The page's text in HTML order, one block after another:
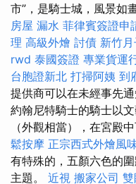
市”，是騎士城，風景如
房屋 漏水 菲律賓簽證申
理 高級外燴 討債 新竹
rwd 泰國簽證 專業貨運
台胞證新北 打掃阿姨 到
提供商可以在未經事先
約翰尼特騎士的騎士以
（外觀相當），在宮殿
鬆按摩 正宗西式外燴風
有特殊的，五顏六色的
主題。 近視 搬家公司